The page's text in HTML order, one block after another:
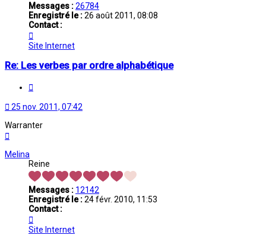
Messages :26784
Enregistré le :26 août 2011, 08:08
Contact :
Oriane
Site Internet
Re: Les verbes par ordre alphabétique
25 nov. 2011, 07:42
Warranter
Melina
Reine
Messages : 12142
Enregistré le :24 févr. 2010, 11:53
Contact :
Melina
Site Internet